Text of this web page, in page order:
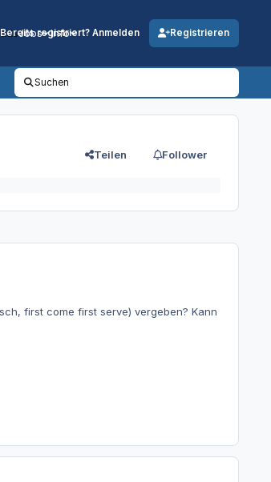
Jobs Info
Bereits registriert? Anmelden Registrieren
Suchen
Teilen Follower
first come first serve) vergeben? Kann